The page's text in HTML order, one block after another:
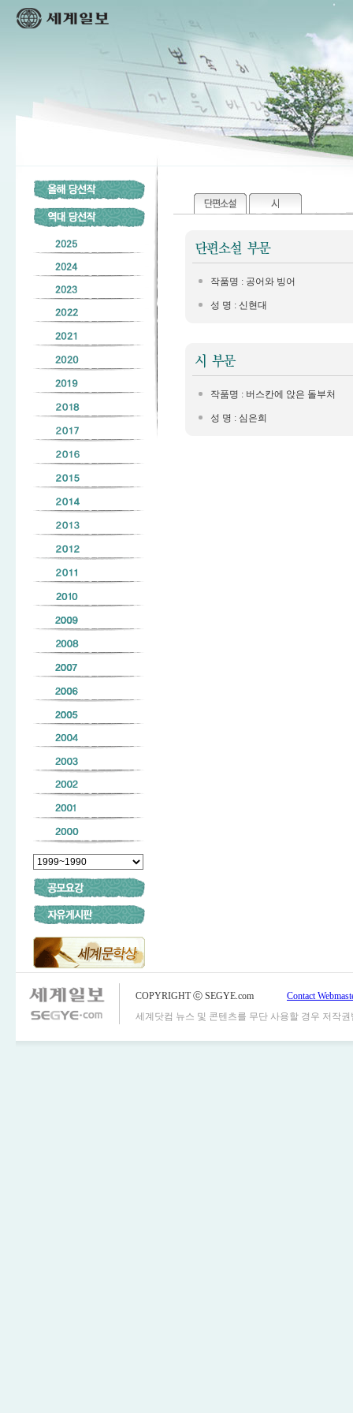
작품명 : 공어와 빙어
성 명 : 신현대
작품명 : 버스칸에 앉은 돌부처
성 명 : 심은희
COPYRIGHT ⓒ SEGYE.com
Contact
세계닷컴 뉴스 및 콘텐츠를 무단 사용할 경우 저작